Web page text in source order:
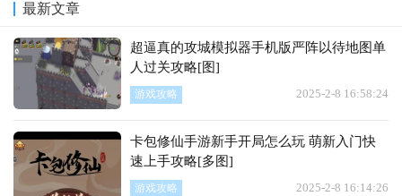
最新文章
超逼真的攻城模拟器手机版严阵以待地图单
人过关攻略[图]
游戏攻略 2025-2-8 16:58:24
卡包修仙手游新手开局怎么玩 萌新入门快
速上手攻略[多图]
游戏攻略 2025-2-8 16:14:26